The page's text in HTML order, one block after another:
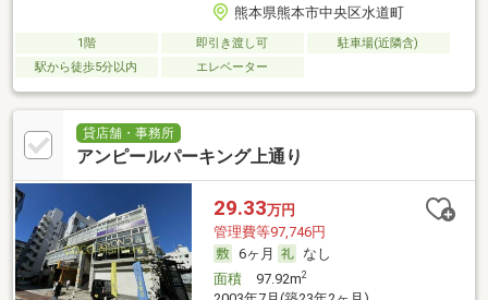
熊本県熊本市中央区水道町
1階 即引き渡し可
駐車場(近隣含)
駅から徒歩5分以内
エレベーター
貸店舗・事務所
アンピールパーキング上通り
29.33万円
管理費等97,746円
6ヶ月
なし
面積97.92m2